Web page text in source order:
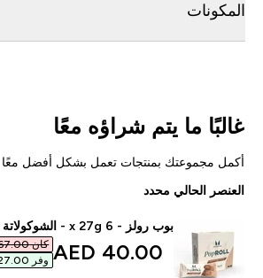
المكونات
غالبًا ما يتم شراؤه معًا
أكمل مجموعتك بمنتجات تعمل بشكل أفضل معًا
العنصر الحالي محدد
بوب رولز - 6 x 27g - الشوكولاتة والكراميل
discounted price
40.00 AED‎
كان ‏67.00 د.إ.‏‎
وفر ‏27.00 د.إ.‏‎